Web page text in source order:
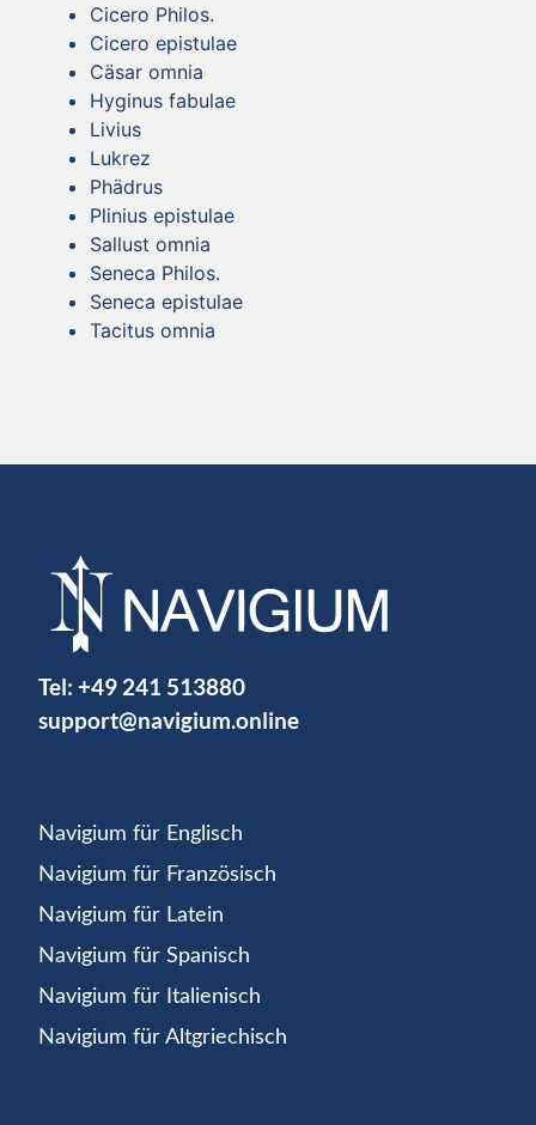
Cicero Philos.
Cicero epistulae
Cäsar omnia
Hyginus fabulae
Livius
Lukrez
Phädrus
Plinius epistulae
Sallust omnia
Seneca Philos.
Seneca epistulae
Tacitus omnia
Tel: +49 241 513880
support@navigium.online
Navigium für Englisch
Navigium für Französisch
Navigium für Latein
Navigium für Spanisch
Navigium für Italienisch
Navigium für Altgriechisch